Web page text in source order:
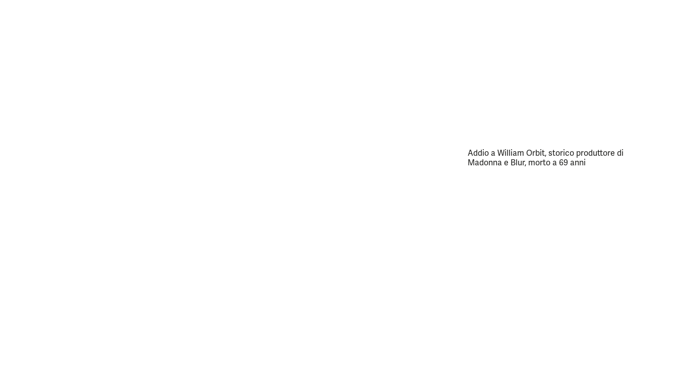
Addio a William Orbit, storico produttore di
Madonna e Blur, morto a 69 anni